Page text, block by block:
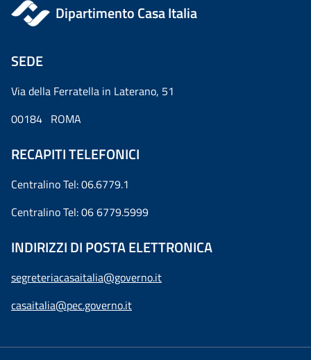
Dipartimento Casa Italia
SEDE
Via della Ferratella in Laterano, 51
00184 ROMA
RECAPITI TELEFONICI
Centralino Tel: 06.6779.1
Centralino Tel: 06 6779.5999
INDIRIZZI DI POSTA ELETTRONICA
segreteriacasaitalia@governo.it
casaitalia@pec.governo.it